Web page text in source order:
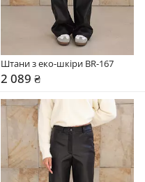
Штани з еко-шкіри BR-167
2 089 ₴